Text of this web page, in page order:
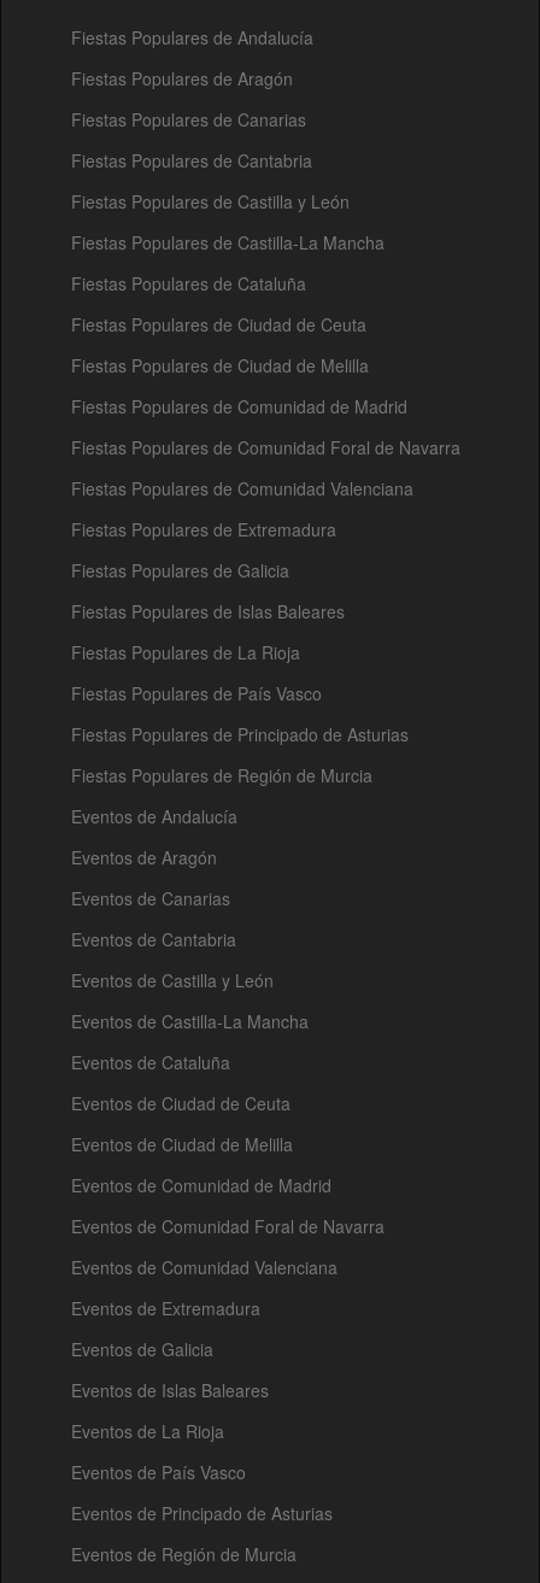
Fiestas Populares de Andalucía
Fiestas Populares de Aragón
Fiestas Populares de Canarias
Fiestas Populares de Cantabria
Fiestas Populares de Castilla y León
Fiestas Populares de Castilla-La Mancha
Fiestas Populares de Cataluña
Fiestas Populares de Ciudad de Ceuta
Fiestas Populares de Ciudad de Melilla
Fiestas Populares de Comunidad de Madrid
Fiestas Populares de Comunidad Foral de Navarra
Fiestas Populares de Comunidad Valenciana
Fiestas Populares de Extremadura
Fiestas Populares de Galicia
Fiestas Populares de Islas Baleares
Fiestas Populares de La Rioja
Fiestas Populares de País Vasco
Fiestas Populares de Principado de Asturias
Fiestas Populares de Región de Murcia
Eventos de Andalucía
Eventos de Aragón
Eventos de Canarias
Eventos de Cantabria
Eventos de Castilla y León
Eventos de Castilla-La Mancha
Eventos de Cataluña
Eventos de Ciudad de Ceuta
Eventos de Ciudad de Melilla
Eventos de Comunidad de Madrid
Eventos de Comunidad Foral de Navarra
Eventos de Comunidad Valenciana
Eventos de Extremadura
Eventos de Galicia
Eventos de Islas Baleares
Eventos de La Rioja
Eventos de País Vasco
Eventos de Principado de Asturias
Eventos de Región de Murcia